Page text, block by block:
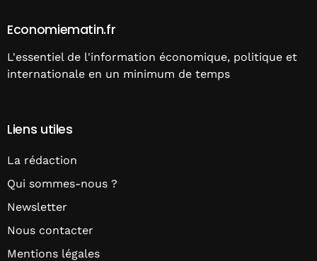
Economiematin.fr
L'essentiel de l'information économique, politique et
internationale en un minimum de temps
Liens utiles
La rédaction
Qui sommes-nous ?
Newsletter
Nous contacter
Mentions légales